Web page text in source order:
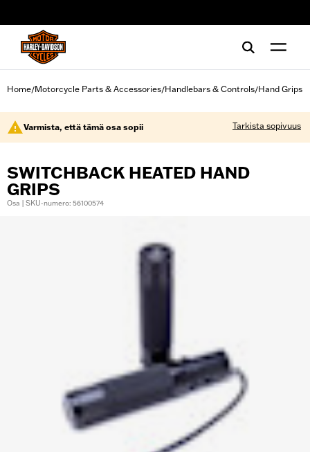
Home/Motorcycle Parts & Accessories/Handlebars & Controls/Hand Grips
Varmista, että tämä osa sopii Tarkista sopivuus
SWITCHBACK HEATED HAND
GRIPS
Osa | SKU-numero: 56100574